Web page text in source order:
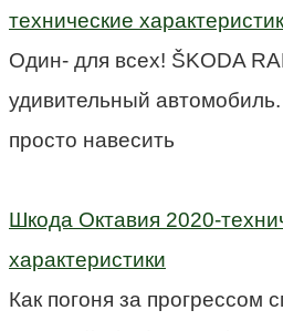
технические
Один- для всех! ŠKODA
удивительный
просто навесить
Шкода Октавия 2020-
характеристики
Как погоня за прогрессом